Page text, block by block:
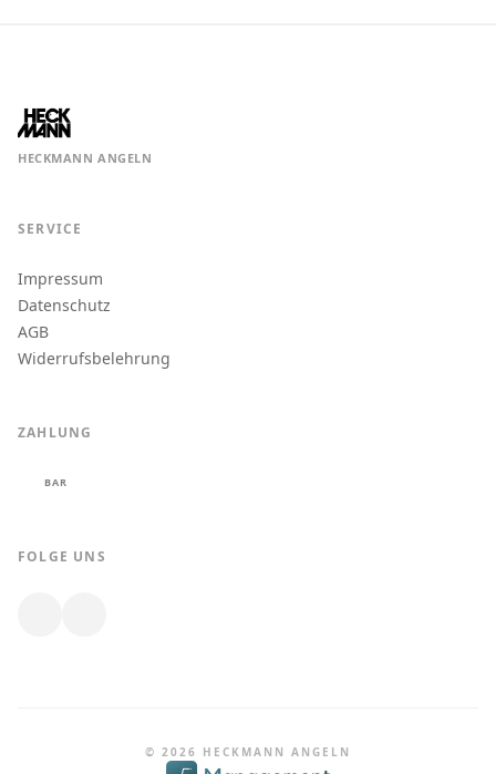
HECKMANN ANGELN
SERVICE
Impressum
Datenschutz
AGB
Widerrufsbelehrung
ZAHLUNG
BAR
FOLGE UNS
© 2026 HECKMANN ANGELN